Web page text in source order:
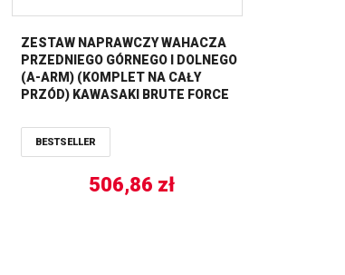
ZESTAW NAPRAWCZY WAHACZA
PRZEDNIEGO GÓRNEGO I DOLNEGO
(A-ARM) (KOMPLET NA CAŁY
PRZÓD) KAWASAKI BRUTE FORCE
BALLS
BESTSELLER
506,86 zł